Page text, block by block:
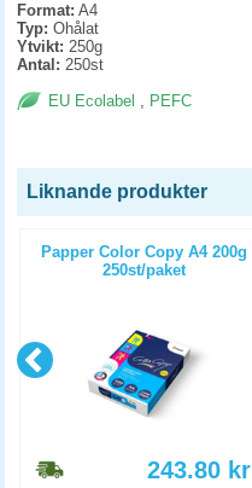
Format: A4
Typ: Ohålat
Ytvikt: 250g
Antal: 250st
EU Ecolabel , PEFC
Liknande produkter
Papper Color Copy A4 200g
250st/paket
243.80 kr